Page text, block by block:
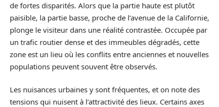
de fortes disparités. Alors que la partie haute est plutôt
paisible, la partie basse, proche de l’avenue de la Californie,
plonge le visiteur dans une réalité contrastée. Occupée par
un trafic routier dense et des immeubles dégradés, cette
zone est un lieu où les conflits entre anciennes et nouvelles
populations peuvent souvent être observés.
Les nuisances urbaines y sont fréquentes, et on note des
tensions qui nuisent à l’attractivité des lieux. Certains axes